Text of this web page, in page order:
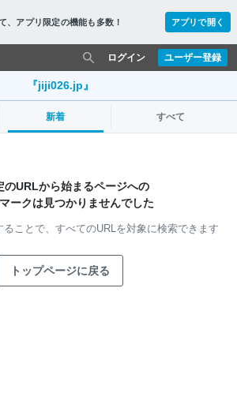
、 アプリ限定の機能も多数！ アプリで開く
ユーザー登録
ログイン
『jiji026.jp』
新着 すべて
のURLから始まるページへの
ークは見つかりませんでした
ことで、 すべてのURLを対象に検索できます
トップページに戻る